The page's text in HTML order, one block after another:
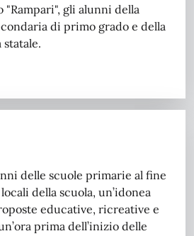
gli alunni della
di primo grado e della
statale.
delle scuole primarie al fine
della scuola, un’idonea
educative, ricreative e
prima dell’inizio delle